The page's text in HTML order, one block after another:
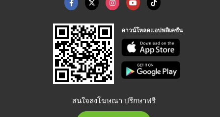
ดาวน์โหลดแอปพลิเคชัน
สนใจลงโฆษณา ปรึกษาฟรี